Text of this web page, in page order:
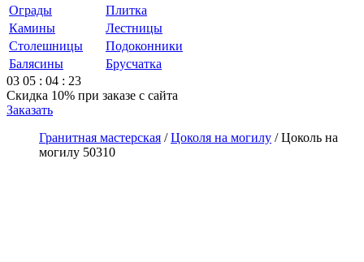
Ограды
Плитка
Камины
Лестницы
Столешницы
Подоконники
Балясины
Брусчатка
03 05 : 04 : 23
Скидка 10% при заказе с сайта
Заказать
Гранитная мастерская /Цоколя на могилу /Цоколь на
могилу 50310